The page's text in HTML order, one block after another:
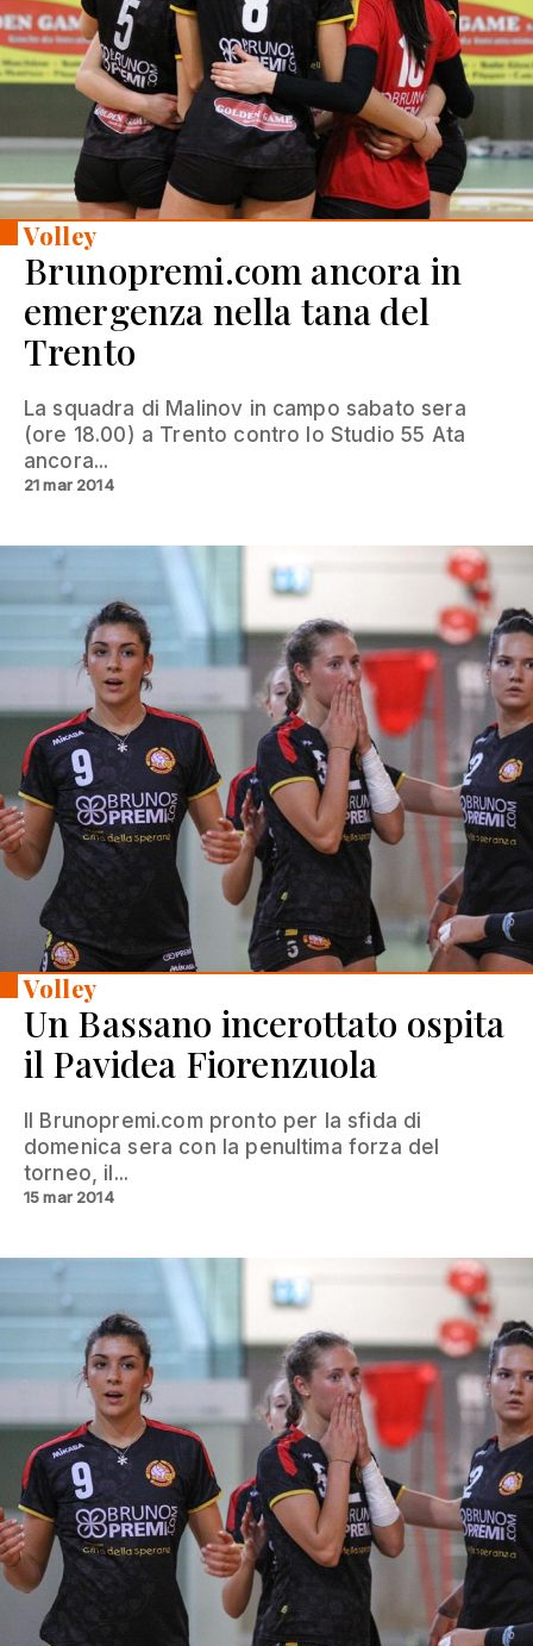
Volley
Brunopremi.com ancora in
emergenza nella tana del
Trento
La squadra di Malinov in campo sabato sera
(ore 18.00) a Trento contro lo Studio 55 Ata
ancora...
21 mar 2014
Volley
Un Bassano incerottato ospita
il Pavidea Fiorenzuola
Il Brunopremi.com pronto per la sfida di
domenica sera con la penultima forza del
torneo, il...
15 mar 2014